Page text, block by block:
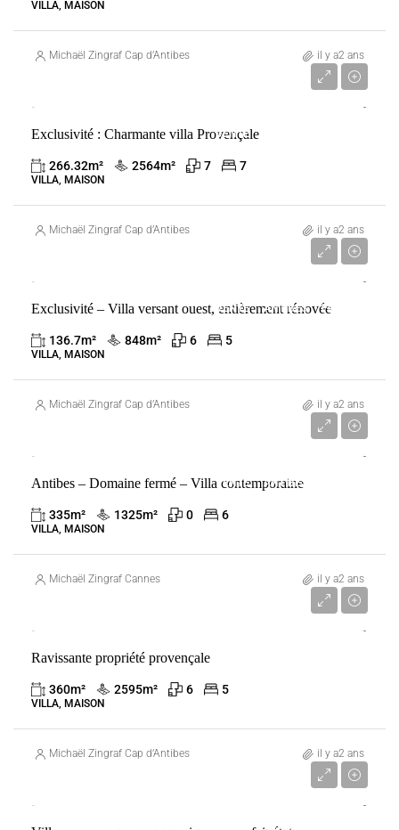
VILLA, MAISON
Michaël Zingraf Cap d’Antibes il y a2 ans
VENTE
Exclusivité : Charmante villa Provençale
266.32m² 2564m² 7 7
VILLA, MAISON
Michaël Zingraf Cap d’Antibes il y a2 ans
VENTE ANTIBES FRANCE
Exclusivité – Villa versant ouest, entièrement rénovée
136.7m² 848m² 6 5
VILLA, MAISON
Michaël Zingraf Cap d’Antibes il y a2 ans
VENTE ANTIBES
Antibes – Domaine fermé – Villa contemporaine
335m² 1325m² 0 6
VILLA, MAISON
Michaël Zingraf Cannes il y a2 ans
Ravissante propriété provençale
360m² 2595m² 6 5
VILLA, MAISON
Michaël Zingraf Cap d’Antibes il y a2 ans